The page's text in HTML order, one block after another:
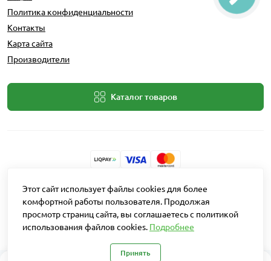
Политика конфиденциальности
Контакты
Карта сайта
Производители
Каталог товаров
Разработчик: Intent Solutions
Работает наOpenCart "Русская сборка"
Агро Рітейл © 2026
Этот сайт использует файлы cookies для более
комфортной работы пользователя. Продолжая
просмотр страниц сайта, вы соглашаетесь с политикой
использования файлов cookies. Подробнее
Принять